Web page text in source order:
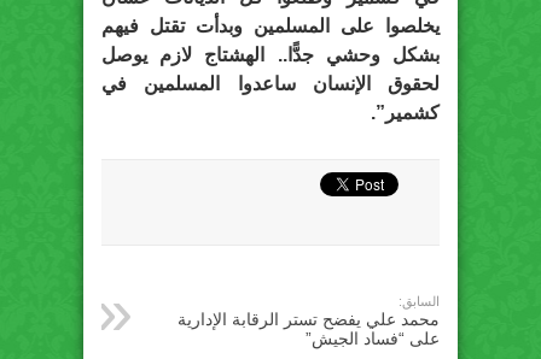
يخلصوا على المسلمين وبدأت تقتل فيهم
بشكل وحشي جدًّا.. الهشتاج لازم يوصل
لحقوق الإنسان ساعدوا المسلمين في
كشمير”.
السابق:
محمد علي يفضح تستر الرقابة الإدارية
على “فساد الجيش”